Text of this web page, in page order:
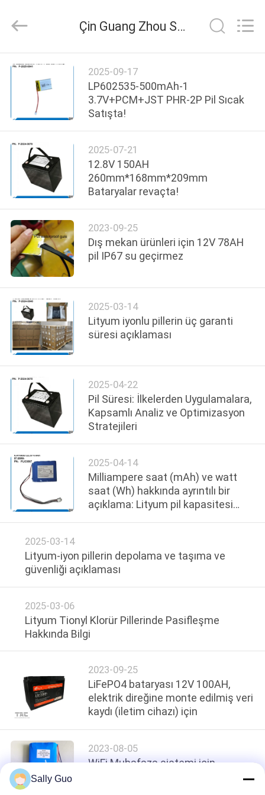
EV
ÜRÜN:%
VİDEOLAR
HAKKIMIZDA
FABRIKA
TURU
KALITE
KONTROL
BIZIMLE
ILETIŞIME
GEÇIN
HABERLER
VAKALAR
BIR
TEKLIF
ISTEĞI
SITE
HARITASI
PRIVACY
Energy
Technology
All
Rights
Çin Guang Zhou Sunland New Energy Technology Co., Ltd. Şirket Haberleri
2025-09-17
LP602535-500mAh-1
3.7V+PCM+JST PHR-2P Pil Sıcak
Satışta!
2025-07-21
12.8V 150AH
260mm*168mm*209mm
Bataryalar revaçta!
2023-09-25
Dış mekan ürünleri için 12V 78AH
pil IP67 su geçirmez
2025-03-14
Lityum iyonlu pillerin üç garanti
süresi açıklaması
2025-04-22
Pil Süresi: İlkelerden Uygulamalara,
Kapsamlı Analiz ve Optimizasyon
Stratejileri
2025-04-14
Milliampere saat (mAh) ve watt
saat (Wh) hakkında ayrıntılı bir
açıklama: Lityum pil kapasitesi
2025-03-14
Lityum-iyon pillerin depolama ve taşıma ve
güvenliği açıklaması
2025-03-06
Lityum Tionyl Klorür Pillerinde Pasifleşme
Hakkında Bilgi
2023-09-25
LiFePO4 bataryası 12V 100AH,
elektrik direğine monte edilmiş veri
kaydı (iletim cihazı) için
2023-08-05
WiFi Muhafaza sistemi için
Sally Guo